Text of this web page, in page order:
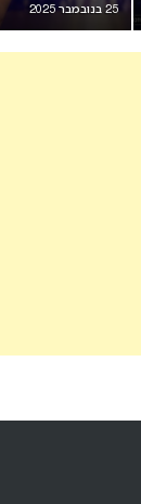
25 בנובמבר 2025